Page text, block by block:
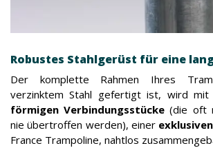
Robustes Stahlgerüst für eine
Der komplette Rahmen Ihres
verzinktem Stahl gefertigt ist, wird mit
förmigen Verbindungsstücke (die oft
nie übertroffen werden), einer
France Trampoline, nahtlos